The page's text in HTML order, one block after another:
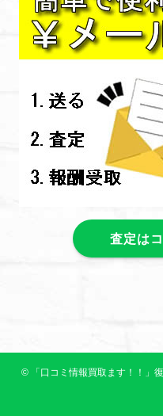
査定は
©「口コミ情報買取ます！！」